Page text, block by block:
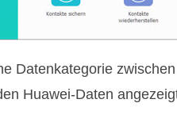
Datenkategorie
Huawei-Daten